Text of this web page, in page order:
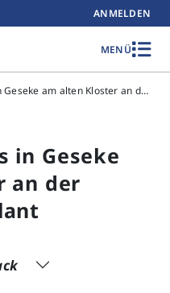
ANMELDEN
MENÜ
Neues Ärztehaus in Geseke am alten Kloster an der Bachstraße geplant
in Geseke
an der